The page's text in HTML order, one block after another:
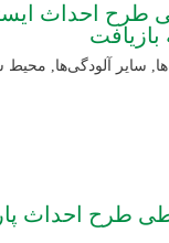
احداث
بازیافت
, سایر آلودگی‌ها, محیط
طرح احداث